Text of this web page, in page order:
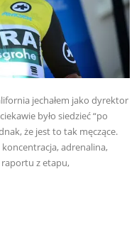
jechałem jako dyrektor
było siedzieć “po
że jest to tak męczące.
adrenalina,
raportu z etapu,